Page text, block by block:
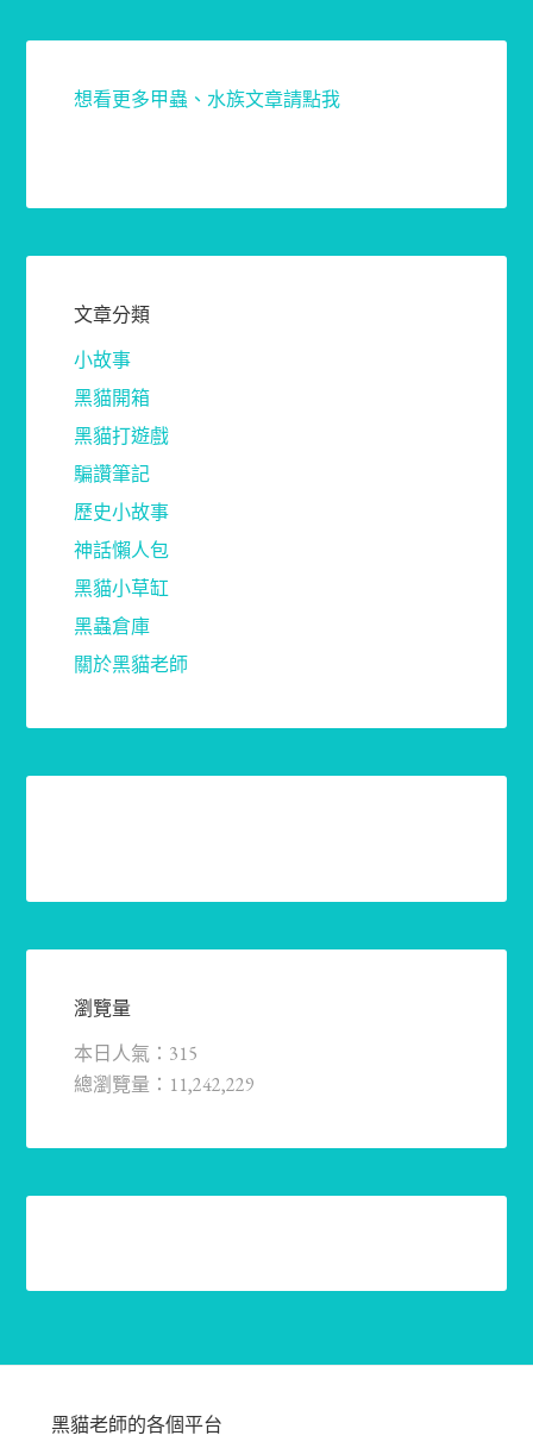
想看更多甲蟲、水族文章請點我
文章分類
小故事
黑貓開箱
黑貓打遊戲
騙讚筆記
歷史小故事
神話懶人包
黑貓小草缸
黑蟲倉庫
關於黑貓老師
瀏覽量
本日人氣：315
總瀏覽量：11,242,229
黑貓老師的各個平台